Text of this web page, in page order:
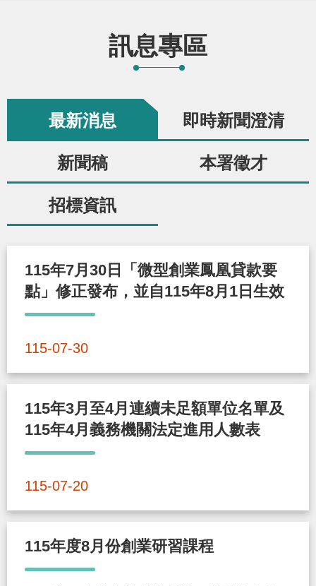
導
區
相
連
結
網
導
民
信
文
客
統
資
i
回
頁
R
隱
權
及
資
訊息專區
最新消息 即時新聞澄清
新聞稿 本署徵才
招標資訊
115年7月30日「微型創業鳳凰貸款要
點」修正發布，並自115年8月1日生效
115-07-30
115年3月至4月連續未足額單位名單及
115年4月義務機關法定進用人數表
115-07-20
115年度8月份創業研習課程